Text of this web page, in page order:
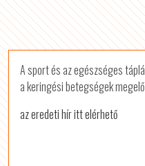
A sport és az egészséges
a keringési betegségek
az eredeti hír itt elérhető